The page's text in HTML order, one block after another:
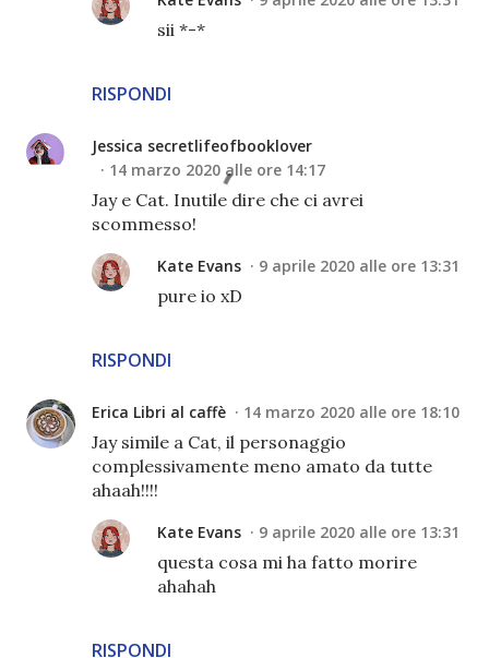
RISPONDI
sii *-*
Jessica secretlifeofbooklover
14 marzo 2020 alle ore 14:17
Jay e Cat. Inutile dire che ci avrei
scommesso!
RISPONDI
Kate Evans 9 aprile 2020 alle ore 13:31
pure io xD
Erica Libri al caffè 14 marzo 2020 alle ore 18:10
Jay simile a Cat, il personaggio
complessivamente meno amato da tutte
ahaah!!!!
RISPONDI
Kate Evans 9 aprile 2020 alle ore 13:31
questa cosa mi ha fatto morire
ahahah